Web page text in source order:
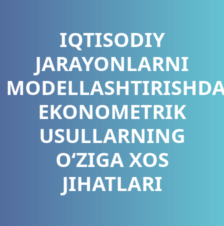
IQTISODIY
JARAYONLARNI
EKONOMETRIK
USULLARNING
O‘ZIGA XOS
JIHATLARI